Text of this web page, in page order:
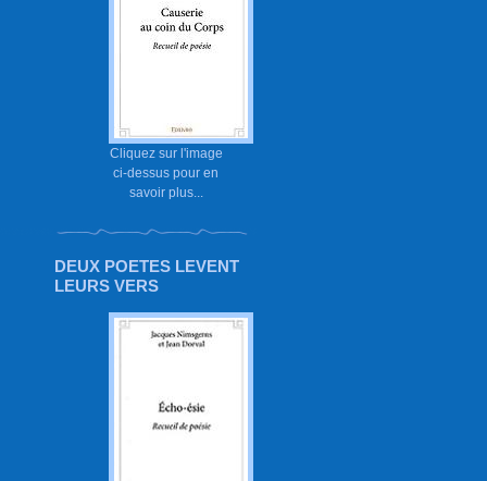
Cliquez sur l'image
ci-dessus pour en
savoir plus...
DEUX POETES LEVENT
LEURS VERS